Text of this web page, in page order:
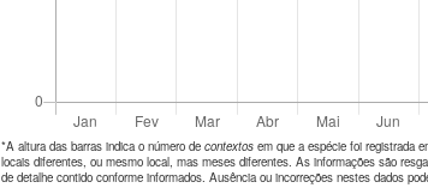
*A altura das barras indica o número de contextos em que a espécie foi registrada
locais diferentes, ou mesmo local, mas meses diferentes. As informações são
de detalhe contido conforme informados. Ausência ou incorreções nestes dados